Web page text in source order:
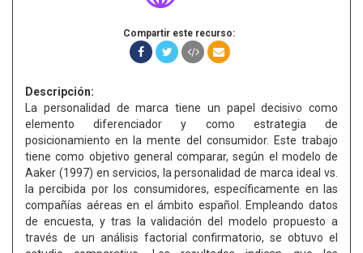
Compartir este recurso:
Descripción:
La personalidad de marca tiene un papel decisivo como
elemento diferenciador y como estrategia de
posicionamiento en la mente del consumidor. Este trabajo
tiene como objetivo general comparar, según el modelo de
Aaker (1997) en servicios, la personalidad de marca ideal vs.
la percibida por los consumidores, específicamente en las
compañías aéreas en el ámbito español. Empleando datos
de encuesta, y tras la validación del modelo propuesto a
través de un análisis factorial confirmatorio, se obtuvo el